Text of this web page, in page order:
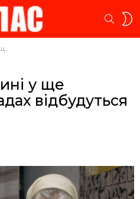
у ще
відбудуться